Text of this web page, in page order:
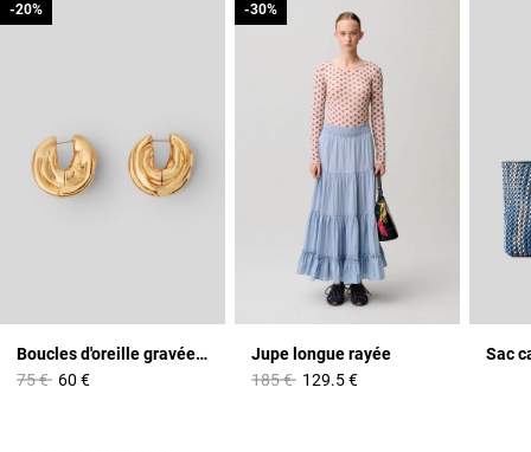
Boucles d'oreille gravée Claudie
Prix réduit à partir de
75 €à
-20%
60 €
-20%
Jupe longue rayée
Prix réduit à partir de
185 €à
-30%
129.5 €
-30%
Sac